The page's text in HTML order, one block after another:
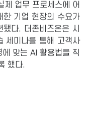
제 업무 프로세스에 어
한 기업 현장의 수요가
다. 더존비즈온은 시
세미나를 통해 고객사
맞는 AI 활용법을 직
했다.